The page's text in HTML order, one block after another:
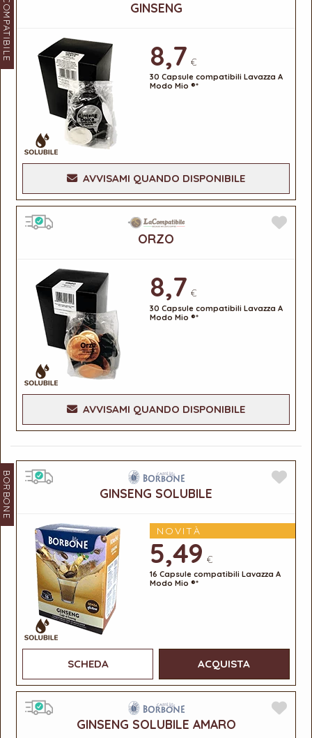
LACOMPATIBILE GINSENG
8,7 €
30 Capsule compatibili Lavazza A
Modo Mio ®*
AVVISAMI QUANDO DISPONIBILE
ORZO
8,7 €
30 Capsule compatibili Lavazza A
Modo Mio ®*
AVVISAMI QUANDO DISPONIBILE
BORBONE GINSENG SOLUBILE
NOVITÀ
5,49 €
16 Capsule compatibili Lavazza A
Modo Mio ®*
SCHEDA ACQUISTA
GINSENG SOLUBILE AMARO